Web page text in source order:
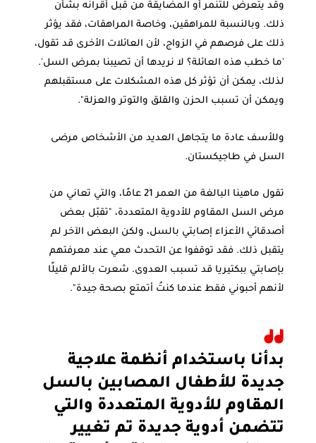
وقد يتعرض للتنمر أو المضايقة من قبل أقرانه بشأن
ذلك. وبالنسبة للمراهقين، وخاصة المراهقات، فقد يؤثر
ذلك على فرصهم في الزواج، لأن العائلات الأخرى قد تقول،
'ما خطب هذه العائلة؟ لا نريدها أن تصيبنا بمرض السل'.
لذلك، يمكن أن تؤثر كل هذه المشكلات على مستقبلهم
ويمكن أن تسبب الحزن والقلق والتوتر والعزلة".
وللأسف عادة ما يتجاهل العديد من الأشخاص مرضى
السل في طاجيكستان.
تقول ماهينا البالغة من العمر 21 عامًا، والتي تعاني من
مرض السل المقاوم للأدوية المتعددة، "تقبّل بعض
أصدقائي الأعزاء إصابتي بالسل، ولكن البعض الآخر لم
يتقبل ذلك. فقد توقفوا عن التحدث معي عند معرفتهم
بإصابتي ببكتيريا قد تسبب العدوى. شعرت بالألم قليلًا
لأنهم أحبوني فقط عندما كنتُ أتمتع بصحة جيدة".
بدأنا باستخدام أنظمة علاجية
جديدة للأطفال المصابين بالسل
المقاوم للأدوية المتعددة والتي
تتضمن أدوية جديدة تم تغيير